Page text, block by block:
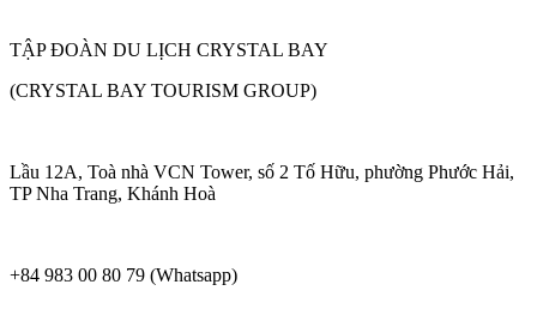
TẬP ĐOÀN DU LỊCH CRYSTAL BAY
(CRYSTAL BAY TOURISM GROUP)
Lầu 12A, Toà nhà VCN Tower, số 2 Tố Hữu, phường Phước Hải,
TP Nha Trang, Khánh Hoà
+84 983 00 80 79 (Whatsapp)